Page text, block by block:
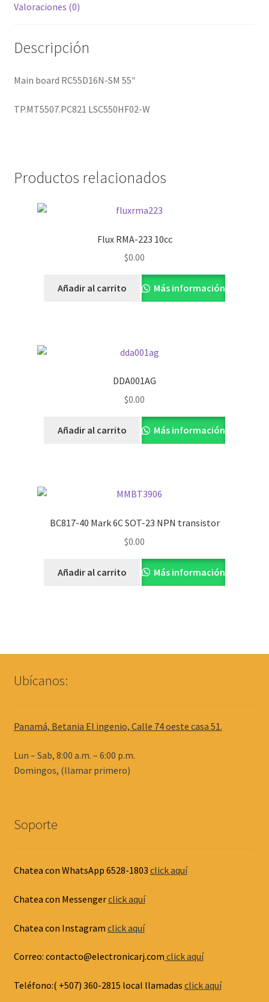
Valoraciones (0)
Descripción
Main board RC55D16N-SM 55″
TP.MT5507.PC821 LSC550HF02-W
Productos relacionados
Flux RMA-223 10cc
$0.00
Añadir al carrito Más información
DDA001AG
$0.00
Añadir al carrito Más información
BC817-40 Mark 6C SOT-23 NPN transistor
$0.00
Añadir al carrito Más información
Ubícanos:
Panamá, Betania El ingenio, Calle 74 oeste casa 51.
Lun – Sab, 8:00 a.m. – 6:00 p.m.
Domingos, (llamar primero)
Soporte
Chatea con WhatsApp 6528-1803 click aquí
Chatea con Messengerclick aquí
Chatea con Instagram click aquí
Correo: contacto@electronicarj.com click aquí
Teléfono:( +507) 360-2815 local llamadas click aquí